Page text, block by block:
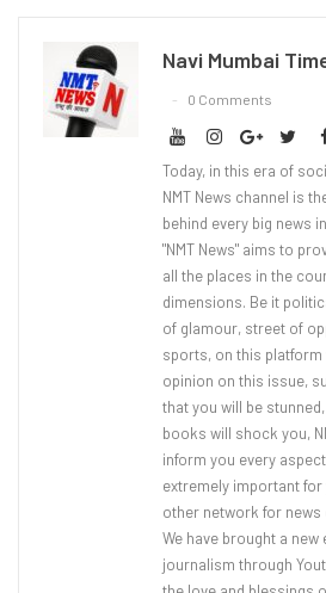
Navi Mumbai
0 Comments
Today, in this era of
NMT News channel is
behind every big news
"NMT News" aims to
all the places in the
dimensions. Be it
of glamour, street of
sports, on this
opinion on this issue,
that you will be
books will shock you,
inform you every
extremely important
other network for news
We have brought a
journalism through